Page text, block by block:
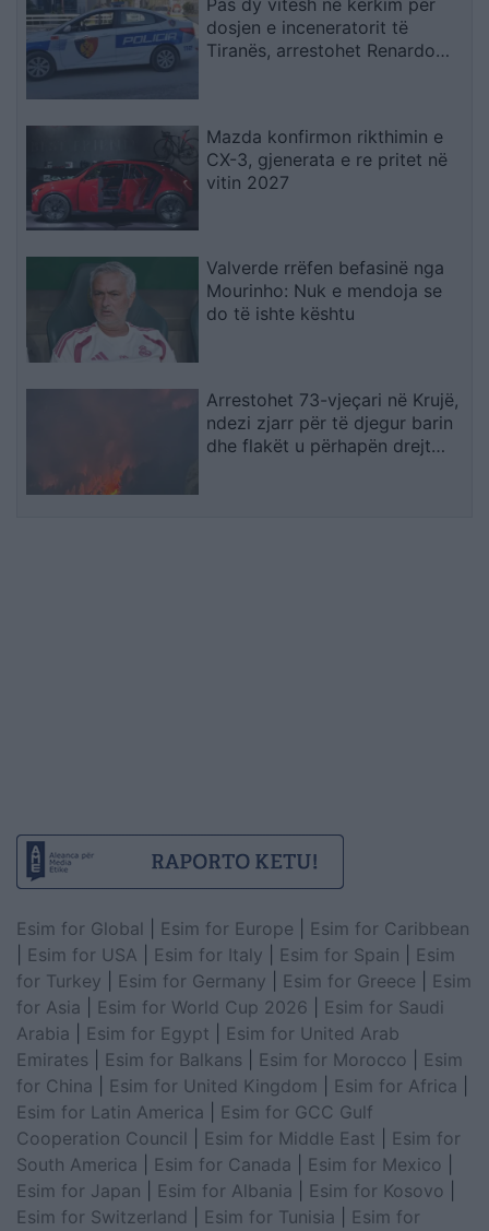
dosjen e inceneratorit të
Tiranës, arrestohet Renardo
Mazda konfirmon rikthimin e
CX-3, gjenerata e re pritet në
vitin 2027
Valverde rrëfen befasinë nga
Mourinho: Nuk e mendoja se
do të ishte kështu
Arrestohet 73-vjeçari në Krujë,
ndezi zjarr për të djegur barin
dhe flakët u përhapën drejt
Esim for Global Esim for Europe
Esim for Caribbean
Esim for USA Esim for Italy Esim for Spain
Esim
for Turkey
Esim for Germany Esim for Greece
Esim
for Asia
Esim for World Cup 2026
Esim for Saudi
Arabia
Esim for Egypt
Esim for United Arab
Emirates
Esim for Balkans Esim for Morocco
Esim
for China
Esim for United Kingdom Esim for Africa
Esim for Latin America
Esim for GCC Gulf
Cooperation Council
Esim for Middle East
Esim for
South America
Esim for Canada Esim for Mexico
Esim for Japan
Esim for Albania Esim for Kosovo
Esim for Switzerland
Esim for Tunisia
Esim for